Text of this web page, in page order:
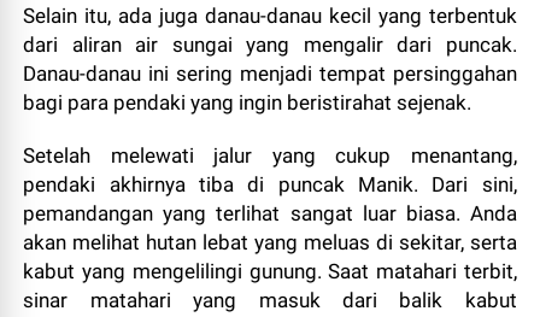
Selain itu, ada juga danau-danau kecil yang terbentuk
dari aliran air sungai yang mengalir dari puncak.
Danau-danau ini sering menjadi tempat persinggahan
bagi para pendaki yang ingin beristirahat sejenak.
Setelah melewati jalur yang cukup menantang,
pendaki akhirnya tiba di puncak Manik. Dari sini,
pemandangan yang terlihat sangat luar biasa. Anda
akan melihat hutan lebat yang meluas di sekitar, serta
kabut yang mengelilingi gunung. Saat matahari terbit,
sinar matahari yang masuk dari balik kabut